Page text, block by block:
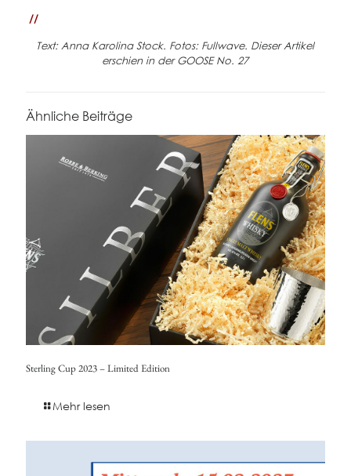
//
Text: Anna Karolina Stock. Fotos: Fullwave. Dieser Artikel
erschien in der GOOSE No. 27
Ähnliche Beiträge
Sterling Cup 2023 – Limited Edition
Mehr lesen